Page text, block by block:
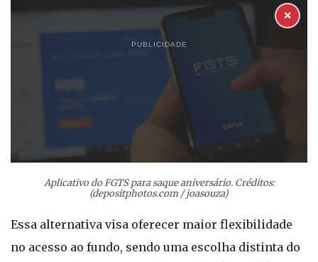
PUBLICIDADE
✕
Aplicativo do FGTS para saque aniversário. Créditos:
(depositphotos.com / joasouza)
Essa alternativa visa oferecer maior flexibilidade
no acesso ao fundo, sendo uma escolha distinta do